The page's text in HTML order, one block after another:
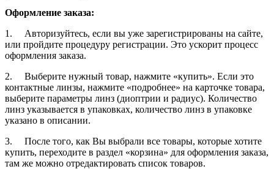
Оформление заказа:
1. Авторизуйтесь, если вы уже зарегистрированы на сайте,
или пройдите процедуру регистрации. Это ускорит процесс
оформления заказа.
2. Выберите нужный товар, нажмите «купить». Если это
контактные линзы, нажмите «подробнее» на карточке товара,
выберите параметры линз (диоптрии и радиус). Количество
линз указывается в упаковках, количество линз в упаковке
указано в описании.
3. После того, как Вы выбрали все товары, которые хотите
купить, переходите в раздел «корзина» для оформления заказа,
там же можно отредактировать список товаров.